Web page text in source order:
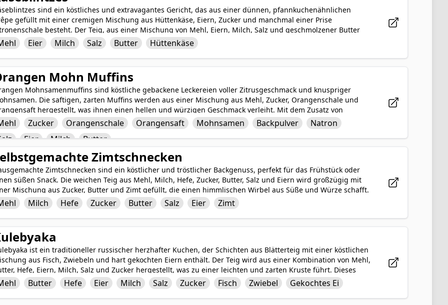
sind ein köstliches und extravagantes Gericht, das aus einer dünnen, pfannkuchenähnlichen
gefüllt mit einer cremigen Mischung aus Hüttenkäse, Eiern, Zucker und manchmal einer Prise
besteht. Der Teig, aus einer Mischung von Mehl, Eiern, Milch, Salz und geschmolzener Butter
wird auf einem Bratengerät golden gebacken, dann mit der süßen und würzigen Käsefüllung
Die Blintzes werden typischerweise in der Pfanne knusprig gebraten und mit einer Portion saurer
oder einem Schuss fruchtiger Marmelade für zusätzliche Süße serviert. Käseblintzes sind ein beliebtes
Gericht in der jüdischen Küche und sind für ihre reichen und wohlschmeckenden Aromen beliebt.
Eier Milch Salz Butter Hüttenkäse
Mohn Muffins
Mohnsamenmuffins sind köstliche gebackene Leckereien voller Zitrusgeschmack und knuspriger
Die saftigen, zarten Muffins werden aus einer Mischung aus Mehl, Zucker, Orangenschale und
hergestellt, was ihnen einen hellen und würzigen Geschmack verleiht. Mit dem Zusatz von
für einen dezenten Crunch und eine visuelle Ansprechbarkeit sind diese Muffins perfekt für das
oder als Snack. Die Kombination aus Backpulver, Natron und Salz hilft ihnen beim Aufgehen und
eine fluffige Textur. Eier, Milch und Butter werden hinzugefügt, um den Teig anzureichern, was zu
und geschmackvollen Muffins führt, die bei Familie und Freunden garantiert gut ankommen.
Zucker Orangenschale Orangensaft Mohnsamen Backpulver
Natron
Eier Milch Butter
Zimtschnecken
Zimtschnecken sind ein köstlicher und tröstlicher Backgenuss, perfekt für das Frühstück oder
süßen Snack. Die weichen Teig aus Mehl, Milch, Hefe, Zucker, Butter, Salz und Eiern wird großzügig mit
Mischung aus Zucker, Butter und Zimt gefüllt, die einen himmlischen Wirbel aus Süße und Würze schafft.
dem Backen werden die Schnecken mit einer cremigen Glasur oder Zuckerguss überzogen, was dieser
Leckerei eine zusätzliche Schicht von Dekadenz verleiht. Warm, klebrig und aromatisch sind
Zimtschnecken ein beliebter Klassiker, der sicherlich jeden erfreuen wird, der das Glück hat, sie
genießen.
Milch Hefe Zucker Butter Salz Eier Zimt
ist ein traditioneller russischer herzhafter Kuchen, der Schichten aus Blätterteig mit einer köstlichen
aus Fisch, Zwiebeln und hart gekochten Eiern enthält. Der Teig wird aus einer Kombination von Mehl,
Hefe, Eiern, Milch, Salz und Zucker hergestellt, was zu einer leichten und zarten Kruste führt. Dieses
wird typischerweise goldbraun gebacken und warm serviert und zeigt eine harmonische Mischung aus
Aromen und Texturen. Kulebyaka ist eine herzhafte und tröstliche Mahlzeit, die in der russischen
seit Generationen genossen wird.
Butter Hefe Eier Milch Salz Zucker Fisch Zwiebel Gekochtes Ei